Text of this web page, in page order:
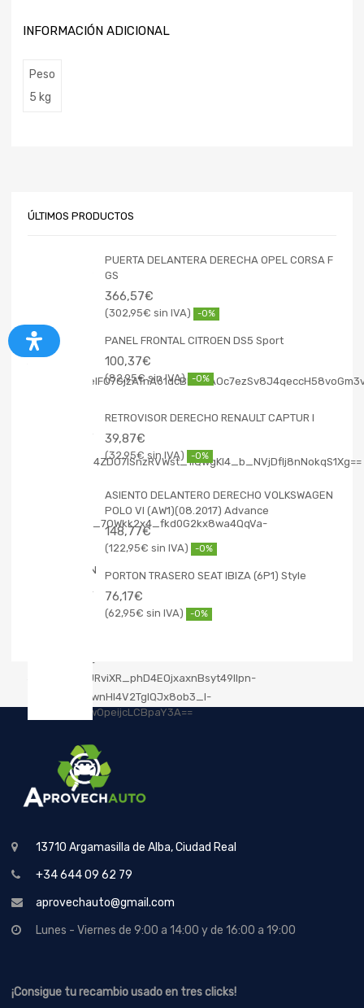
INFORMACIÓN ADICIONAL
Peso
5 kg
ÚLTIMOS PRODUCTOS
PUERTA DELANTERA DERECHA OPEL CORSA F
GS
366,57€
302,95€ -0%
PANEL FRONTAL CITROEN DS5 Sport
100,37€
82,95€ -0%
RETROVISOR DERECHO RENAULT CAPTUR I
39,87€
32,95€ -0%
ASIENTO DELANTERO DERECHO VOLKSWAGEN
POLO VI (AW1)(08.2017) Advance
148,77€
122,95€ -0%
PORTON TRASERO SEAT IBIZA (6P1) Style
76,17€
62,95€ -0%
13710 Argamasilla de Alba, Ciudad Real
+34 644 09 62 79
aprovechauto@gmail.com
Lunes - Viernes de 9:00 a 14:00 y de 16:00 a 19:00
¡Consigue tu recambio usado en tres clicks!